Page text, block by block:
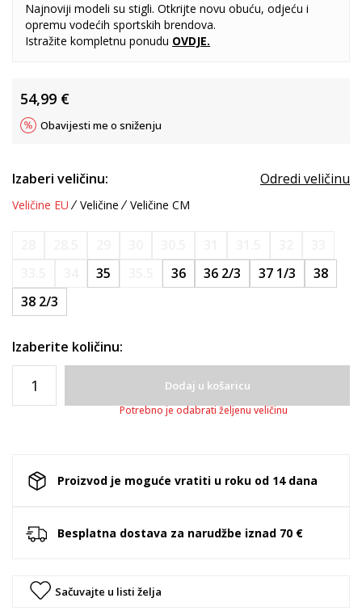
Najnoviji modeli su stigli. Otkrijte novu obuću, odjeću i
opremu vodećih sportskih brendova.
Istražite kompletnu ponudu OVDJE.
54,99 €
Obavijesti me o sniženju
Izaberi veličinu: Odredi veličinu
Veličine EU Veličine Veličine CM
35 36 36 2/3 37 1/3
38
38 2/3
Izaberite količinu:
Dodaj u košaricu
Potrebno je odabrati željenu veličinu
Proizvod je moguće vratiti u roku od 14 dana
Besplatna dostava za narudžbe iznad 70 €
Sačuvajte u listi želja